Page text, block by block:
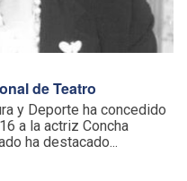
de Teatro
y Deporte ha concedido
a la actriz Concha
ha destacado...